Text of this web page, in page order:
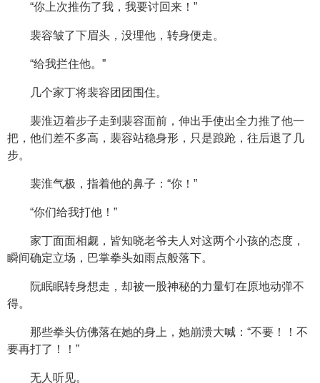
“你上次推伤了我，我要讨回来！”
裴容皱了下眉头，没理他，转身便走。
“给我拦住他。”
几个家丁将裴容团团围住。
裴淮迈着步子走到裴容面前，伸出手使出全力推了他一
把，他们差不多高，裴容站稳身形，只是踉跄，往后退了几
步。
裴淮气极，指着他的鼻子：“你！”
“你们给我打他！”
家丁面面相觑，皆知晓老爷夫人对这两个小孩的态度，
瞬间确定立场，巴掌拳头如雨点般落下。
阮眠眠转身想走，却被一股神秘的力量钉在原地动弹不
得。
那些拳头仿佛落在她的身上，她崩溃大喊：“不要！！不
要再打了！！”
无人听见。